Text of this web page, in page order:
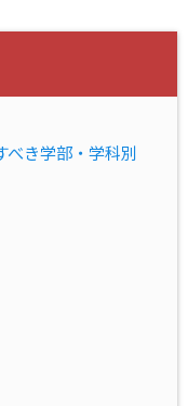
べき学部・学科別